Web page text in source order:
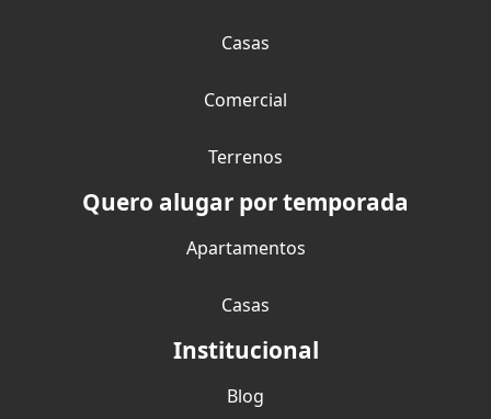
Casas
Comercial
Terrenos
Quero alugar por temporada
Apartamentos
Casas
Institucional
Blog